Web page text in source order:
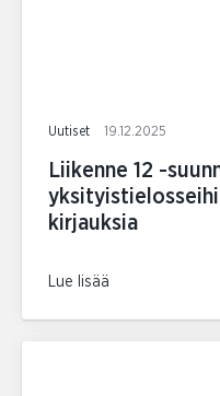
Uutiset 19.12.2025
Liikenne 12 -
kirjauksia
Lue lisää